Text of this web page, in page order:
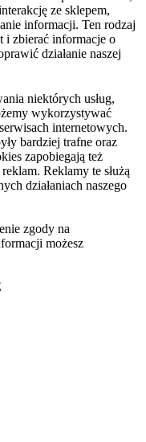
ze sklepem,
informacji. Ten rodzaj
i zbierać informacje o
działanie naszej
niektórych usług,
wykorzystywać
internetowych.
bardziej trafne oraz
zapobiegają też
Reklamy te służą
działaniach naszego
zgody na
możesz